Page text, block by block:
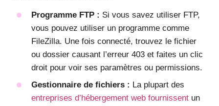
Programme FTP : Si vous savez utiliser FTP,
vous pouvez utiliser un programme comme
FileZilla. Une fois connecté, trouvez le fichier
ou dossier causant l’erreur 403 et faites un clic
droit pour voir ses paramètres ou permissions.
Gestionnaire de fichiers : La plupart des
entreprises d’hébergement web fournissent un